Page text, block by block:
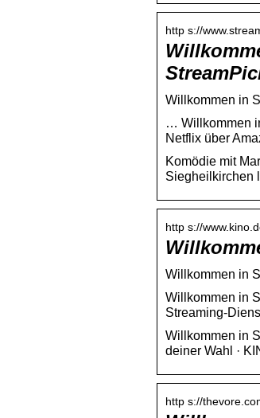
http s://
Willkommen in
… Willkommen
Netflix über
Komödie mit
Siegheilkirchen
http s://
Willkommen in
Willkommen in
Streaming-
Willkommen in
deiner Wahl ·
http s://